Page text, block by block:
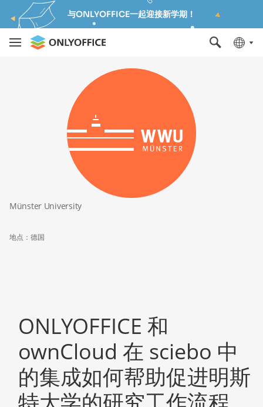
与ONLYOFFICE一起迎接新学期！
ONLYOFFICE 和
ownCloud 在 sciebo 中
的集成如何帮助促进明斯
Münster University
地点：德国